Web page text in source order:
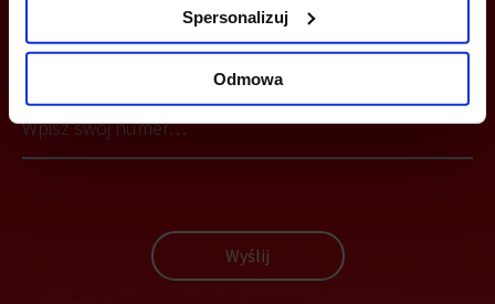
Spersonalizuj
Odmowa
MOŻESZ TEŻ ZOSTAWIĆ SWÓJ NUMER, A MY SKONTAKTUJEMY SIĘ
Z TOBĄ
Wyślij